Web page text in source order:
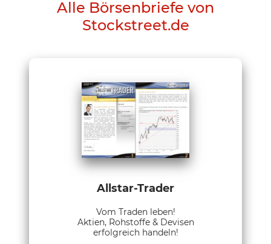
Alle Börsenbriefe von
Stockstreet.de
Allstar-Trader
Vom Traden leben!
Aktien, Rohstoffe & Devisen
erfolgreich handeln!